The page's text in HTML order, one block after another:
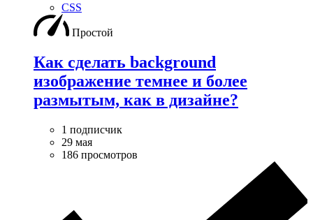
CSS
Простой
Как сделать background
изображение темнее и более
размытым, как в дизайне?
1 подписчик
29 мая
186 просмотров